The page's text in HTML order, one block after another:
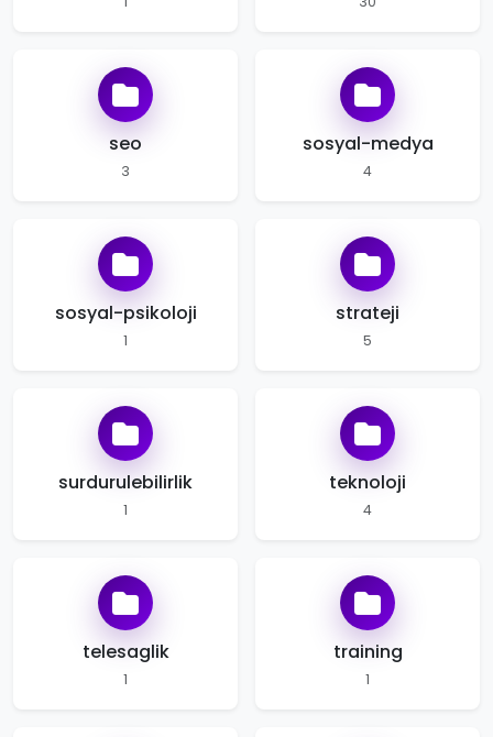
seo
3
sosyal-medya
4
sosyal-psikoloji
1
strateji
5
surdurulebilirlik
1
teknoloji
4
telesaglik
1
training
1